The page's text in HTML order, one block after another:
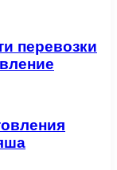
перевозки